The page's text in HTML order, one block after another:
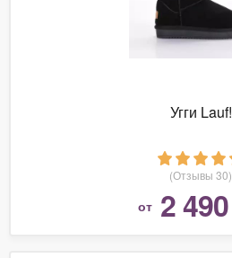
Угги Lauf!
(Отзывы 30)
от 2 490